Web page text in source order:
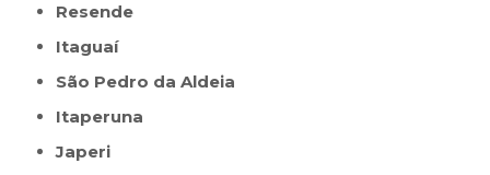
Resende
Itaguaí
São Pedro da Aldeia
Itaperuna
Japeri